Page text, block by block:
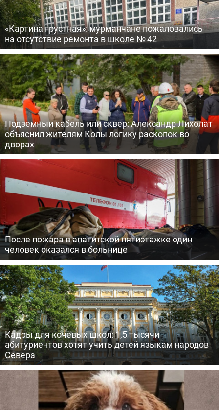
«Картина грустная»: мурманчане пожаловались
на отсутствие ремонта в школе № 42
Подземный кабель или сквер: Александр Лихолат
объяснил жителям Колы логику раскопок во
дворах
После пожара в апатитской пятиэтажке один
человек оказался в больнице
Кадры для кочевых школ: 1,5 тысячи
абитуриентов хотят учить детей языкам народов
Севера